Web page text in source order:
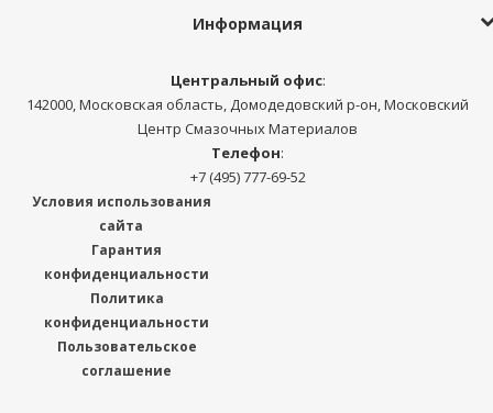
Информация
Центральный офис:
142000, Московская область, Домодедовский р-он, Московский
Центр Смазочных Материалов
Телефон:
+7 (495) 777-69-52
Условия использования
сайта
Гарантия
конфиденциальности
Политика
конфиденциальности
Пользовательское
соглашение